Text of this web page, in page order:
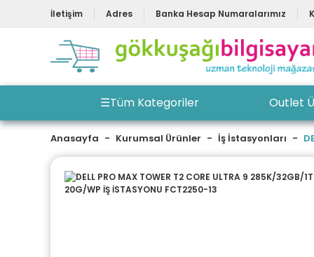
İletişim Adres Banka Hesap Numaralarımız
☰Tüm Kategoriler Outlet
Anasayfa Kurumsal Ürünler İş İstasyonları